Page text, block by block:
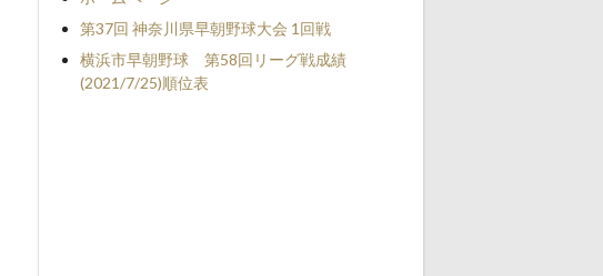
第37回 神奈川県早朝野球大会 1回戦
横浜市早朝野球 第58回リーグ戦成績
(2021/7/25)順位表